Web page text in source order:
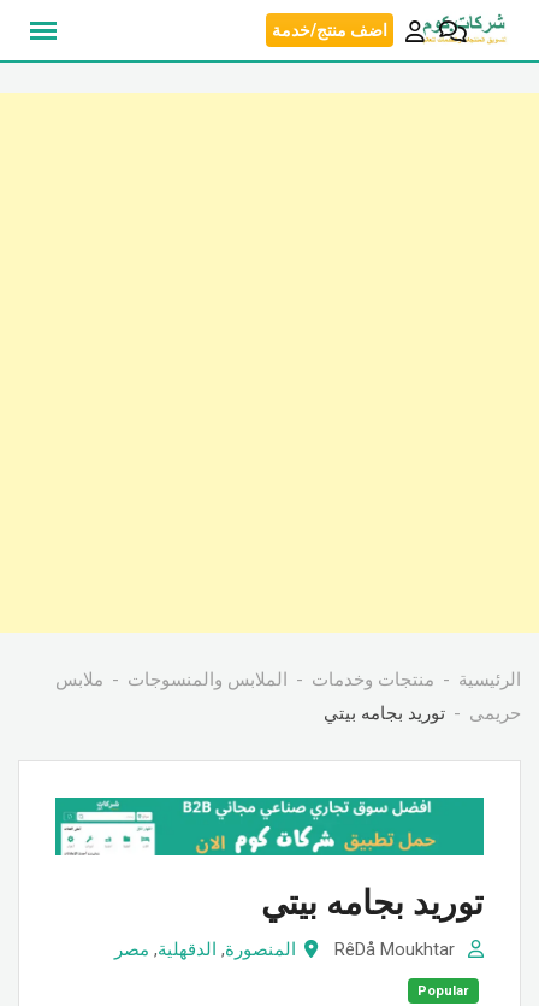
انتقل
اضف منتج/خدمة
الرئيسية منتجات وخدمات الملابس والمنسوجات
ملابس
حريمى
توريد بجامه بيتي
توريد بجامه بيتي
المنصورة, الدقهلية, مصر
Popular